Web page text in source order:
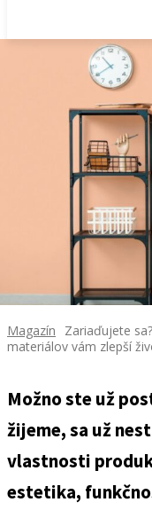
Magazín
Zariaďujete
materiálov vám zlepší
Možno ste už
žijeme, sa už
vlastnosti
estetika,